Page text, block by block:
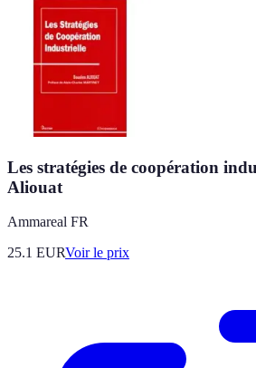
Les stratégies de coopération
Aliouat
Ammareal FR
25.1 EURVoir le prix